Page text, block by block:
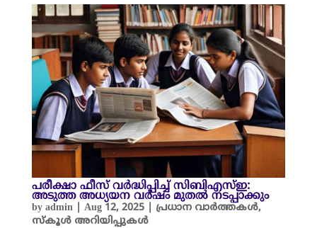
പരീക്ഷാ ഫീസ് വർദ്ധിപ്പിച്ച് സിബിഎസ്ഇ:
അടുത്ത അധ്യയന വർഷം മുതൽ നടപ്പാക്കും
by admin| Aug 12, 2025| പ്രധാന വാർത്തകൾ,
സ്കൂൾ അറിയിപ്പുകൾ